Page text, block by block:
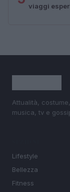
viaggi
Attualità,
musica, tv e
Lifestyle
Bellezza
Fitness